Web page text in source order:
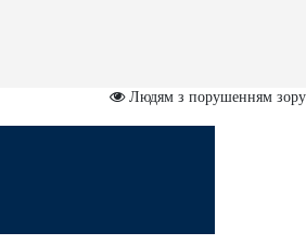
Людям з порушенням зору